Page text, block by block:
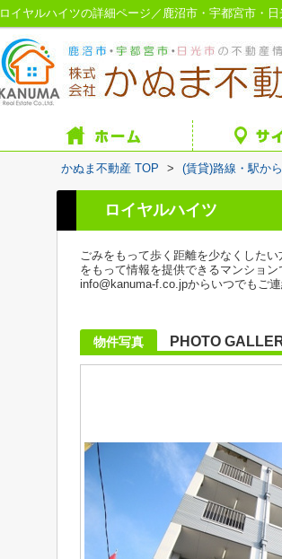
ロイヤルハイツの詳細ページ／鹿沼市・宇都宮市・
かぬま不動産 TOP > (賃貸)路線・駅か
ロイヤルハイツ
ごみをもって歩く距離を少なくした
をもって情報を提供できるマンショ
info@kanuma-f.co.jpからいつでもご連
物件写真 PHOTO